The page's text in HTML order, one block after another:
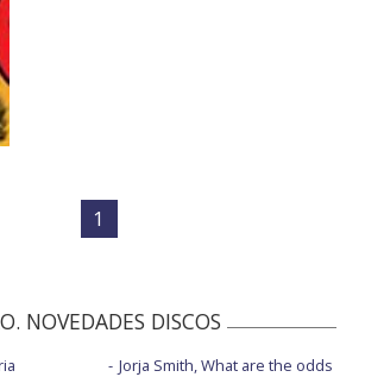
1
NOVEDADES DISCOS
Jorja Smith, What are the odds